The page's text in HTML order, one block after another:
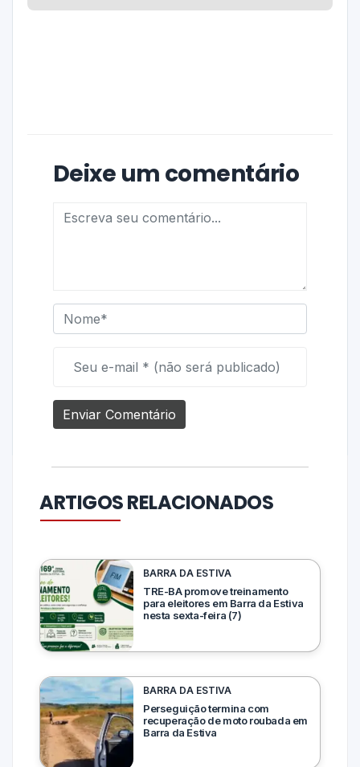
Deixe um comentário
ARTIGOS RELACIONADOS
BARRA DA ESTIVA
TRE-BA promove treinamento
para eleitores em Barra da Estiva
nesta sexta-feira (7)
BARRA DA ESTIVA
Perseguição termina com
recuperação de moto roubada em
Barra da Estiva